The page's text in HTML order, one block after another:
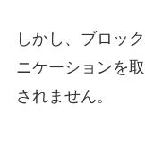
しかし、ブロッ
ニケーションを
されません。